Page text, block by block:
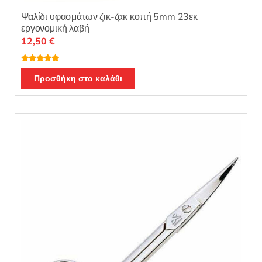
Ψαλίδι υφασμάτων ζικ-ζακ κοπή 5mm 23εκ
εργονομική λαβή
Βαθμολογή
θηκε με 5.00
από 5
12,50 €
Προσθήκη στο καλάθι